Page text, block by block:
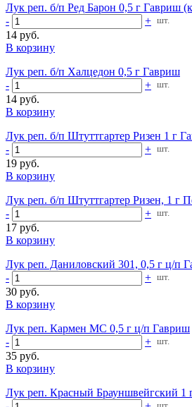
Лук реп. б/п Ред Барон 0,5 г Гавриш
-
+ шт.
14 руб.
В корзину
Лук реп. б/п Халцедон 0,5 г Гавриш
-
+ шт.
14 руб.
В корзину
Лук реп. б/п Штуттгартер Ризен 1 г
-
+ шт.
19 руб.
В корзину
Лук реп. б/п Штуттгартер Ризен, 1 г
-
+ шт.
17 руб.
В корзину
Лук реп. Даниловский 301, 0,5 г ц/п
-
+ шт.
30 руб.
В корзину
Лук реп. Кармен МС 0,5 г ц/п Гавриш
-
+ шт.
35 руб.
В корзину
Лук реп. Красный Брауншвейгский 1